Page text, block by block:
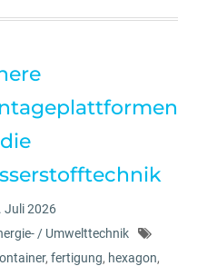
Juli 2026
/ Umwelttechnik
, fertigung, hexagon,